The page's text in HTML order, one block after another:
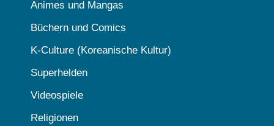
Animes und Mangas
Büchern und Comics
K-Culture (Koreanische Kultur)
Superhelden
Videospiele
Religionen